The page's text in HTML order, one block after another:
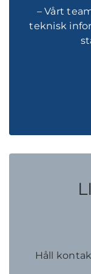
– Vårt
teknisk
Håll